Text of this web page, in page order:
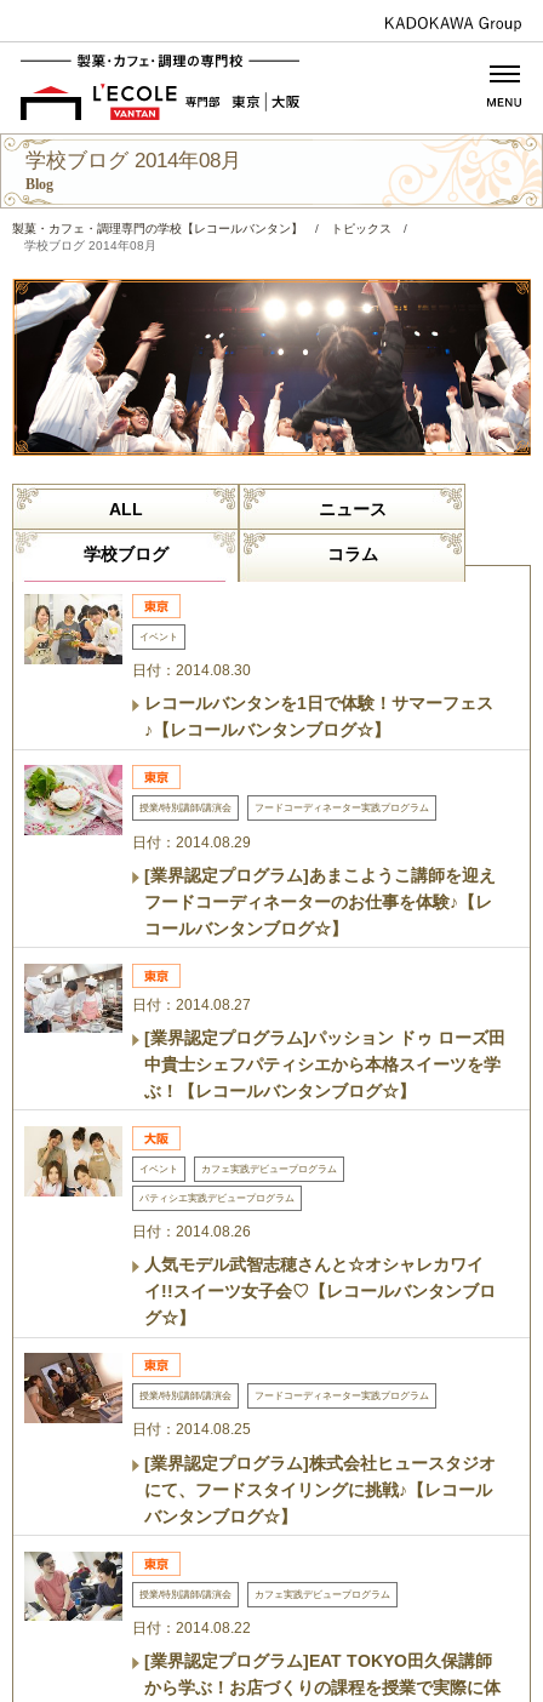
学校ブログ 2014年08月
Blog
製菓・カフェ・調理専門の学校【レコールバンタン】 / トピックス
/
学校ブログ 2014年08月
ALL ニュース
学校ブログ コラム
イベント
日付：2014.08.30
レコールバンタンを1日で体験！サマーフェス
♪【レコールバンタンブログ☆】
授業/特別講師/講演会 フードコーディネーター実践プログラム
日付：2014.08.29
[業界認定プログラム]あまこようこ講師を迎え
フードコーディネーターのお仕事を体験♪【レ
コールバンタンブログ☆】
日付：2014.08.27
[業界認定プログラム]パッション ドゥ ローズ田
中貴士シェフパティシエから本格スイーツを学
ぶ！【レコールバンタンブログ☆】
イベント カフェ実践デビュープログラム
パティシエ実践デビュープログラム
日付：2014.08.26
人気モデル武智志穂さんと☆オシャレカワイ
イ!!スイーツ女子会♡【レコールバンタンブロ
グ☆】
授業/特別講師/講演会 フードコーディネーター実践プログラム
日付：2014.08.25
[業界認定プログラム]株式会社ヒュースタジオ
にて、フードスタイリングに挑戦♪【レコール
バンタンブログ☆】
授業/特別講師/講演会 カフェ実践デビュープログラム
日付：2014.08.22
[業界認定プログラム]EAT TOKYO田久保講師
から学ぶ！お店づくりの課程を授業で実際に体